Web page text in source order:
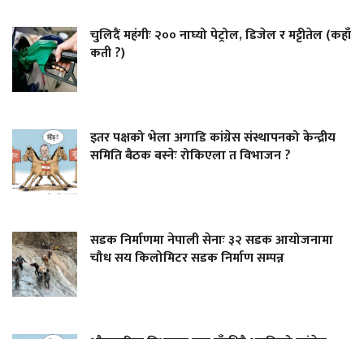
चुलिदैं महंगीः २०० नाघ्यो पेट्रोल, डिजेल र मट्टीतेल (कहाँ
कती ?)
इतर पक्षको भेला अगाडि कांग्रेस संस्थापनको केन्द्रीय
समिति बैठक बस्नेः रोकिएला त विभाजन ?
सडक निर्माणमा नेपाली सेनाः ३२ सडक आयोजनामा
चौध सय किलोमिटर सडक निर्माण सम्पन्न